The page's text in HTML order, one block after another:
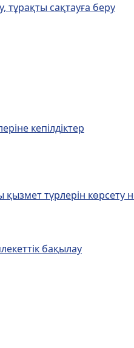
тұрақты сақтауға беру
кепілдіктер
түрлерін көрсету
бақылау